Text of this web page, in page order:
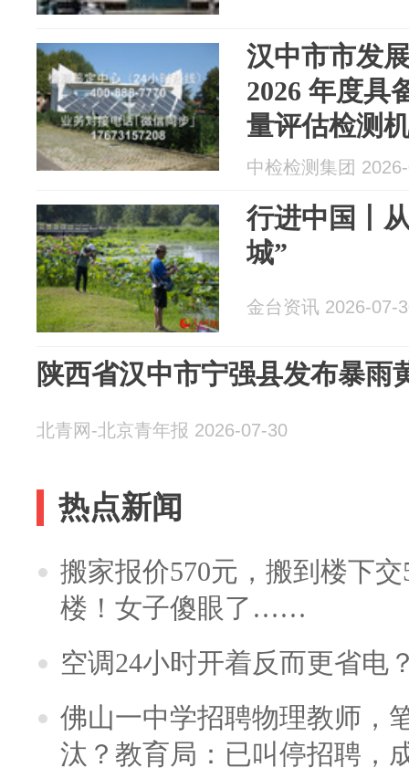
汉中市市发
2026 年度具
量评估检测
中检检测集团
行进中国丨
城”
金台资讯 2026-07-
陕西省汉中市宁强县发布暴雨
北青网-北京青年报 2026-07-30
热点新闻
搬家报价570元，搬到楼下
楼！女子傻眼了……
空调24小时开着反而更省电
佛山一中学招聘物理教师，
汰？教育局：已叫停招聘，